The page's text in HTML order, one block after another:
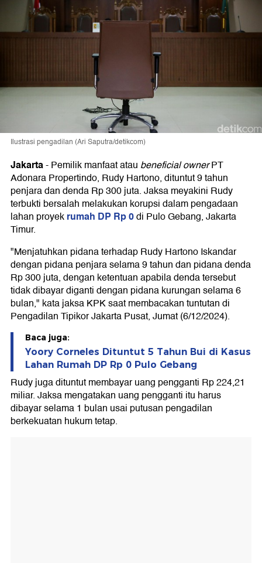
Ilustrasi pengadilan (Ari Saputra/detikcom)
Jakarta-Pemilik manfaat atau beneficial ownerPT
Adonara Propertindo, Rudy Hartono, dituntut 9 tahun
penjara dan denda Rp 300 juta. Jaksa meyakini Rudy
terbukti bersalah melakukan korupsi dalam pengadaan
lahan proyekrumah DP Rp 0di Pulo Gebang, Jakarta
Timur.
"Menjatuhkan pidana terhadap Rudy Hartono Iskandar
dengan pidana penjara selama 9 tahun dan pidana denda
Rp 300 juta, dengan ketentuan apabila denda tersebut
tidak dibayar diganti dengan pidana kurungan selama 6
bulan," kata jaksa KPK saat membacakan tuntutan di
Pengadilan Tipikor Jakarta Pusat, Jumat (6/12/2024).
Baca juga:
Yoory Corneles Dituntut 5 Tahun Bui di Kasus
Lahan Rumah DP Rp 0 Pulo Gebang
Rudy juga dituntut membayar uang pengganti Rp 224,21
miliar. Jaksa mengatakan uang pengganti itu harus
dibayar selama 1 bulan usai putusan pengadilan
berkekuatan hukum tetap.